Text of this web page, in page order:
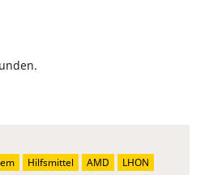
Hilfsmittel AMD
LHON